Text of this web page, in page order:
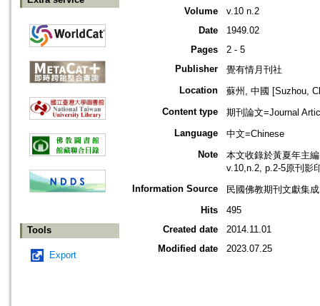
Tools
Export
Volume
v.10 n.2
Date
1949.02
Pages
2 - 5
Publisher
覺有情月刊社
Location
蘇州, 中國 [Suzhou,
Content type
期刊論文=Journal
Language
中文=Chinese
Note
本文收錄於黃夏年主
v.10,n.2, p.2-5原刊影
Information Source
民國佛教期刊文獻集
Hits
495
Created date
2014.11.01
Modified date
2023.07.25